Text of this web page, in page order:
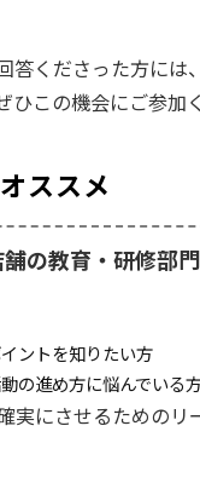
答くださった方には、
ひこの機会にご参加
ススメ
舗の教育・研修部
ントを知りたい方
の進め方に悩んでいる
実にさせるためのリ